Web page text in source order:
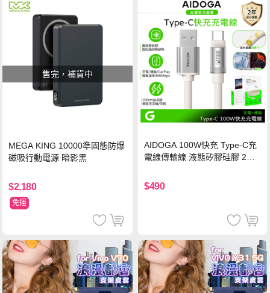
售完，補貨中
MEGA KING 10000準固態防爆
磁吸行動電源 暗影黑
$2,180
免運
AIDOGA 100W快充 Type-C充
電線傳輸線 液態矽膠硅膠 2M
$490